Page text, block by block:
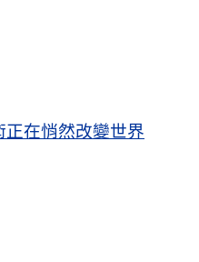
在悄然改變世界